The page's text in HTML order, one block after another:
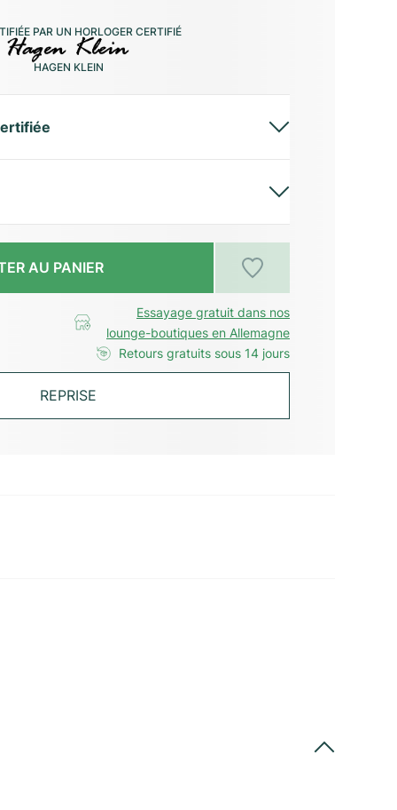
PAR UN HORLOGER CERTIFIÉ
HAGEN KLEIN
AU PANIER
Essayage gratuit dans nos
lounge-boutiques en Allemagne
Retours gratuits sous 14 jours
REPRISE